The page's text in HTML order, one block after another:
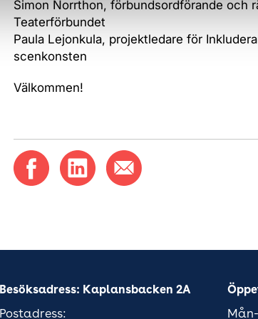
Simon Norrthon, förbundsordförande och
Teaterförbundet
Paula Lejonkula, projektledare för
scenkonsten
Välkommen!
Besöksadress: Kaplansbacken 2A
Postadress: